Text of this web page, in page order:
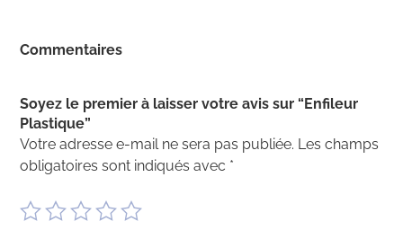
Commentaires
Soyez le premier à laisser votre avis sur “Enfileur
Plastique”
Votre adresse e-mail ne sera pas publiée. Les champs
obligatoires sont indiqués avec *